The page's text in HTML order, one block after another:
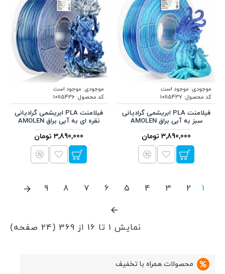
موجودی: موجود است
کد محصول:10115437
فیلامنت PLA ابریشمی گرادیانی
سبز به آبی براق AMOLEN
3,890,000 تومان
موجودی: موجود است
کد محصول: 10115436
فیلامنت PLA ابریشمی گرادیانی
نقره ای به آبی براق AMOLEN
3,890,000 تومان
1
2
3
4
5
6
7
8
9
نمایش 1 تا 16 از 369 (24 صفحه)
محصولات همراه با تخفیف